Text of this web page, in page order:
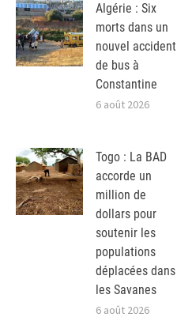
Algérie : Six
morts dans un
nouvel accident
de bus à
Constantine
6 août 2026
Togo : La BAD
accorde un
million de
dollars pour
soutenir les
populations
déplacées dans
les Savanes
6 août 2026